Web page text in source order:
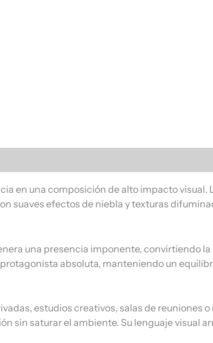
en una composición de alto impacto visual.
suaves efectos de niebla y texturas
una presencia imponente, convirtiendo la
absoluta, manteniendo un
estudios creativos, salas de reuniones
sin saturar el ambiente. Su lenguaje visual